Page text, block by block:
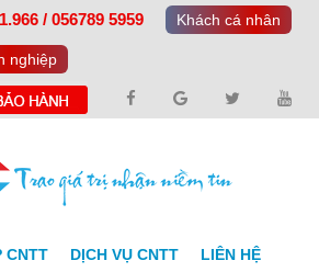
/ 056789 5959 Khách cá nhân
nghiệp
CNTT DỊCH VỤ CNTT
LIÊN HỆ